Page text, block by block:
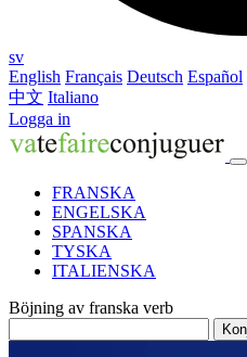
sv
English Français Deutsch Español
中文 Italiano
Logga in
FRANSKA
ENGELSKA
SPANSKA
TYSKA
ITALIENSKA
Böjning av franska verb